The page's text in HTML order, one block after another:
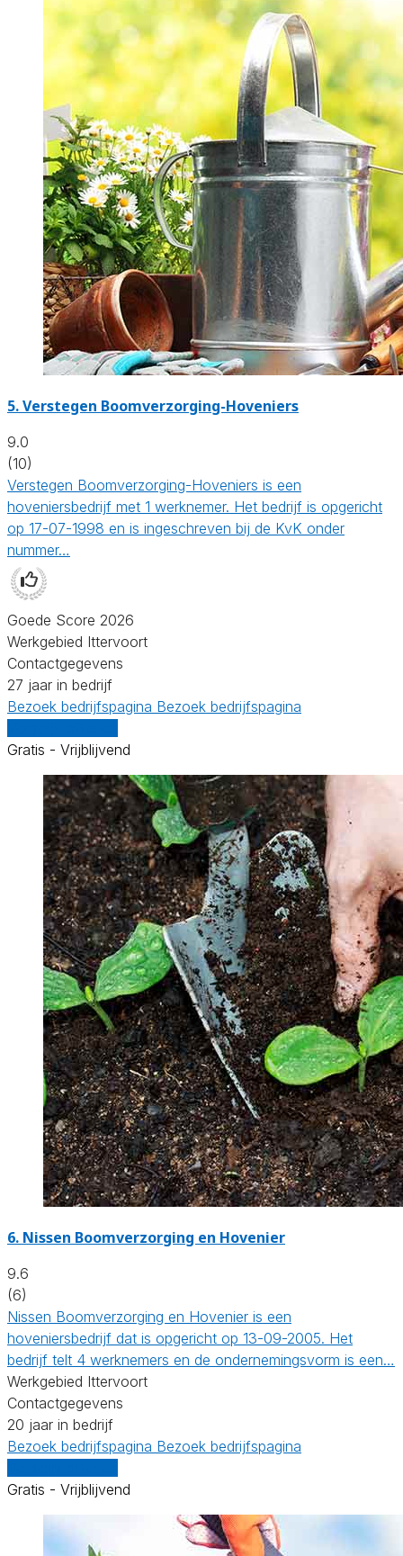
5.Verstegen Boomverzorging-Hoveniers
9.0
(10)
Verstegen Boomverzorging-Hoveniers is een
hoveniersbedrijf met 1 werknemer. Het bedrijf is opgericht
op 17-07-1998 en is ingeschreven bij de KvK onder
nummer…
Goede Score 2026
Werkgebied Ittervoort
Contactgegevens
27 jaar in bedrijf
Bezoek bedrijfspagina Bezoek bedrijfspagina
Gratis - Vrijblijvend
6. Nissen Boomverzorging en Hovenier
9.6
(6)
Nissen Boomverzorging en Hovenier is een
hoveniersbedrijf dat is opgericht op 13-09-2005. Het
bedrijf telt 4 werknemers en de ondernemingsvorm is een…
Werkgebied Ittervoort
Contactgegevens
20 jaar in bedrijf
Bezoek bedrijfspagina Bezoek bedrijfspagina
Gratis - Vrijblijvend